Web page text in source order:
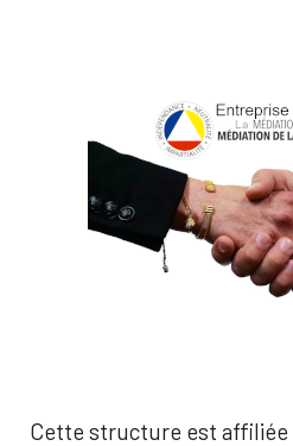
Cette structure est affiliée